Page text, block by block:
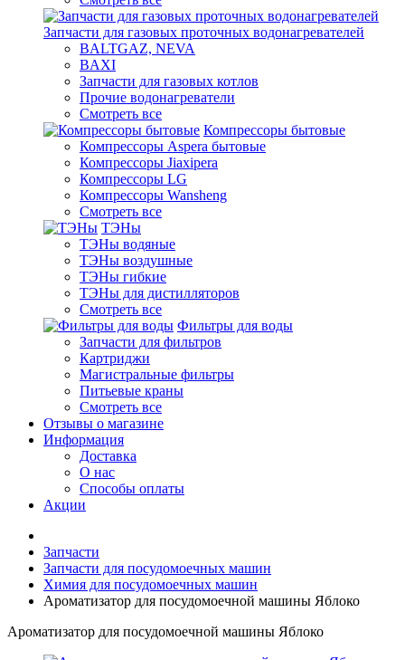
Запчасти для газовых проточных водонагревателей
BALTGAZ, NEVA
BAXI
Запчасти для газовых котлов
Прочие водонагреватели
Смотреть все
Компрессоры бытовые
Компрессоры Aspera бытовые
Компрессоры Jiaxipera
Компрессоры LG
Компрессоры Wansheng
Смотреть все
ТЭНы
ТЭНы водяные
ТЭНы воздушные
ТЭНы гибкие
ТЭНы для дистилляторов
Смотреть все
Фильтры для воды
Запчасти для фильтров
Картриджи
Магистральные фильтры
Питьевые краны
Смотреть все
Отзывы о магазине
Информация
Доставка
О нас
Способы оплаты
Акции
Запчасти
Запчасти для посудомоечных машин
Химия для посудомоечных машин
Ароматизатор для посудомоечной машины Яблоко
Ароматизатор для посудомоечной машины Яблоко